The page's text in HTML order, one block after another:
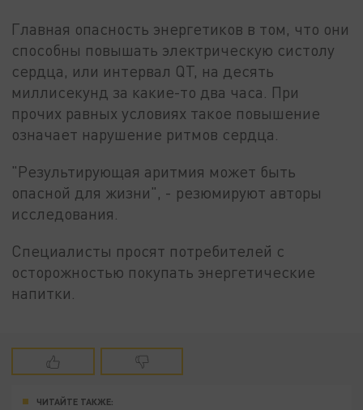
Главная опасность энергетиков в том, что они
способны повышать электрическую систолу
сердца, или интервал QT, на десять
миллисекунд за какие-то два часа. При
прочих равных условиях такое повышение
означает нарушение ритмов сердца.
"Результирующая аритмия может быть
опасной для жизни", - резюмируют авторы
исследования.
Специалисты просят потребителей с
осторожностью покупать энергетические
напитки.
ЧИТАЙТЕ ТАКЖЕ: